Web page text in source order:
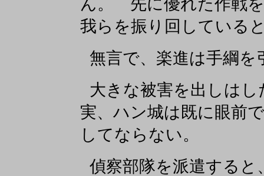
ん。 先に優れた作戦
我らを振り回している
無言で、楽進は手綱を
大きな被害を出しは
実、ハン城は既に眼前
してならない。
偵察部隊を派遣する